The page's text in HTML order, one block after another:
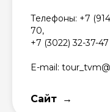
Телефоны: +7
70,
+7 (3022) 32-37-47
E-mail:
Сайт